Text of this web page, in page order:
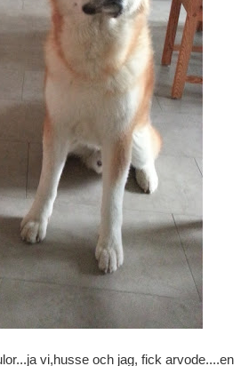
vi,husse och jag, fick arvode....en